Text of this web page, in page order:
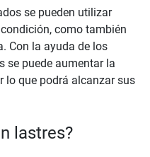
se pueden utilizar
como también
Con la ayuda de los
se puede aumentar la
lo que podrá alcanzar sus
lastres?